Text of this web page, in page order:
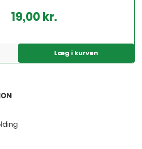
19,00 kr.
Læg i kurven